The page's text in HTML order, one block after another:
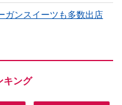
ガンスイーツも多数出店